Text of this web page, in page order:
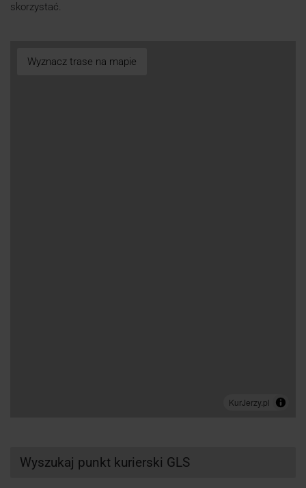
skorzystać.
Wyznacz trase na mapie
Wyszukaj punkt kurierski GLS